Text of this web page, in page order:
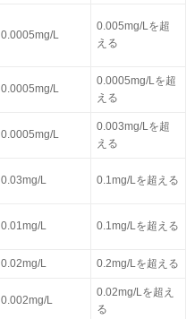
0.0005mg/L
0.005mg/Lを超
える
0.0005mg/L
0.0005mg/Lを超
える
0.0005mg/L
0.003mg/Lを超
える
0.03mg/L 0.1mg/Lを超える
0.01mg/L 0.1mg/Lを超える
0.02mg/L 0.2mg/Lを超える
0.002mg/L
0.02mg/Lを超え
る